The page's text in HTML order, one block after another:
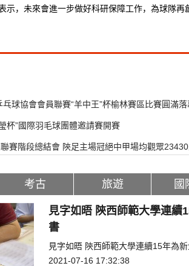
示，未來會進一步做好科研保障工作，為球隊
球協會會員聯賽“羊中王”杯榆林賽區比賽圓滿落
杯”國際羽毛球團體邀請賽開賽
賽階段總結會 陝足主場冠絕中甲場均觀眾23430
考古 旅遊 國
見字如晤 陝西師範大學連續
書
見字如晤 陝西師範大學連續15年為
2021-07-16 17:32:38